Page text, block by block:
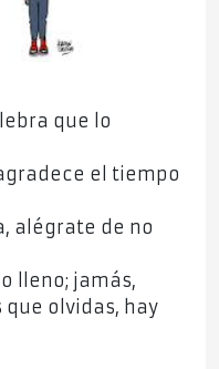
que lo
el tiempo
alégrate de no
lleno; jamás,
que olvidas, hay